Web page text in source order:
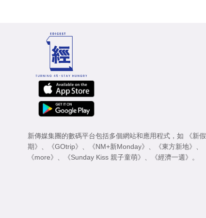
新傳媒集團的數碼平台包括多個網站和應用程式，如
《新假
期》
《GOtrip》 《NM+新Monday》 《東方新地》
《more》
《Sunday Kiss 親子童萌》 《經濟一週》 。